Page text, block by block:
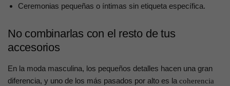
Ceremonias pequeñas o íntimas sin etiqueta específica.
No combinarlas con el resto de tus
accesorios
En la moda masculina, los pequeños detalles hacen una gran
diferencia, y uno de los más pasados por alto es la coherencia